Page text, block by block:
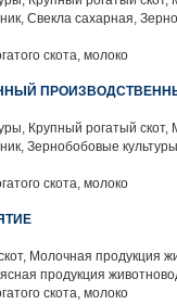
Свекла сахарная,
скота, молоко
Крупный рогатый скот,
Зернобобовые
скота, молоко
Молочная продукция
продукция
скота, молоко